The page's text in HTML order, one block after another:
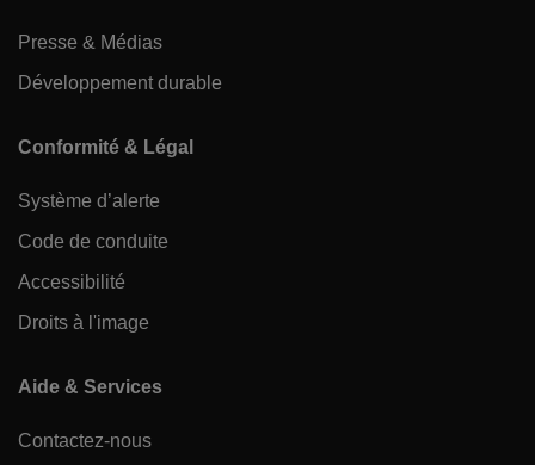
Presse & Médias
Développement durable
Conformité & Légal
Système d’alerte
Code de conduite
Accessibilité
Droits à l'image
Aide & Services
Contactez-nous